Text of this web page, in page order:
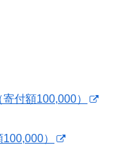
付額100,000）
）